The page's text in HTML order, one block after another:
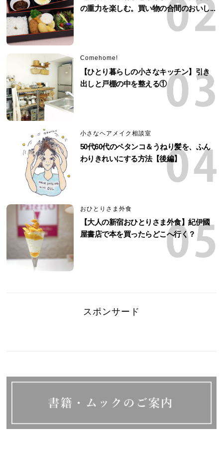
の重力を楽しむ。買い物の合間のおいし...
Comehome!
【ひとり暮らしの小さなキッチン】引き
出しと戸棚の中を整える①
小さなヘアメイク相談室
50代60代のペタンコ＆うねり髪を、ふん
わりきれいにする方法【後編】
おひとりさま外食
【大人の新宿おひとりさま外食】紀伊國
屋書店で本を買ったらどこへ行く？
スポンサード